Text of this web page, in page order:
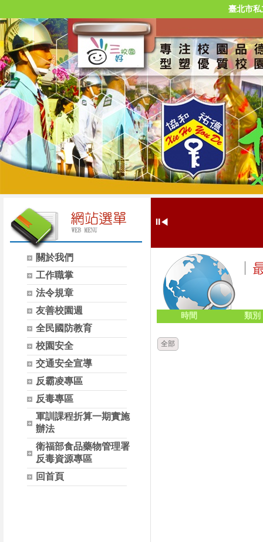
臺北市
關於我們
工作職掌
法令規章
友善校園週
全民國防教育
校園安全
交通安全宣導
反霸凌專區
反毒專區
軍訓課程折算一期實施
辦法
衛福部食品藥物管理署
反毒資源專區
回首頁
⏸◀
時間 類別
全部